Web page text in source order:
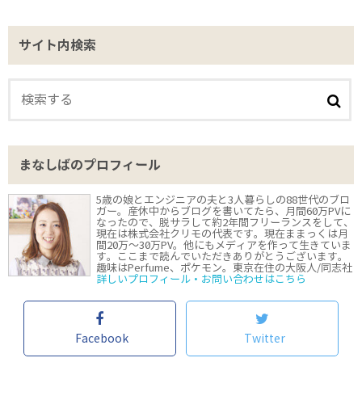
サイト内検索
まなしばのプロフィール
5歳の娘とエンジニアの夫と3人暮らしの88世代のブロ
ガー。産休中からブログを書いてたら、月間60万PVに
なったので、脱サラして約2年間フリーランスをして、
現在は株式会社クリモの代表です。現在ままっくは月
間20万〜30万PV。他にもメディアを作って生きていま
す。ここまで読んでいただきありがとうございます。
趣味はPerfume、ポケモン。東京在住の大阪人/同志社
詳しいプロフィール・お問い合わせはこちら
Facebook Twitter